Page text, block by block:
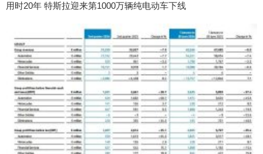
用时20年 特斯拉迎来第1000万辆纯电动车下线